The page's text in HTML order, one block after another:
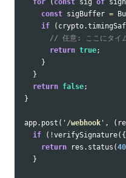
for
( const sig of
const sigBuffer =
if
( crypto.
// 任意: ここにタイム
return true;
}
}
return false;
}
app. post ( ' /webhook ' , (
if
( !verifySignature({
return
res . status (
}